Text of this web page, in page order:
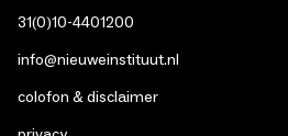
31(0)10-4401200
info@nieuweinstituut.nl
colofon & disclaimer